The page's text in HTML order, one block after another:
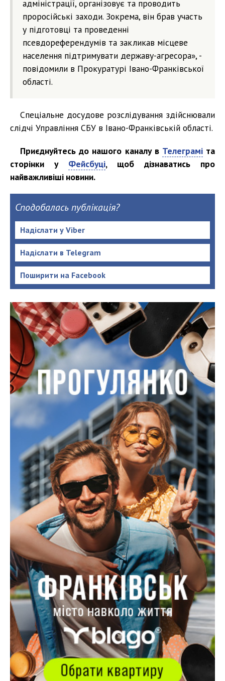
адміністрації, організовує та проводить
проросійські заходи. Зокрема, він брав участь
у підготовці та проведенні
псевдореферендумів та закликав місцеве
населення підтримувати державу-агресора», -
повідомили в Прокуратурі Івано-Франківської
області.
Спеціальне досудове розслідування здійснювали
слідчі Управління СБУ в Івано-Франківській області.
Приєднуйтесь до нашого каналу в Телеграміта
сторінки у Фейсбуці, щоб дізнаватись про
найважливіші новини.
Сподобалась публікація?
Надіслати у Viber
Надіслати в Telegram
Поширити на Facebook